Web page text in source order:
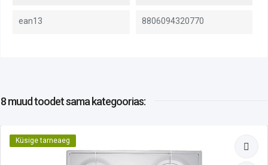
ean13 8806094320770
8 muud toodetsama kategoorias:
Küsige tarneaeg